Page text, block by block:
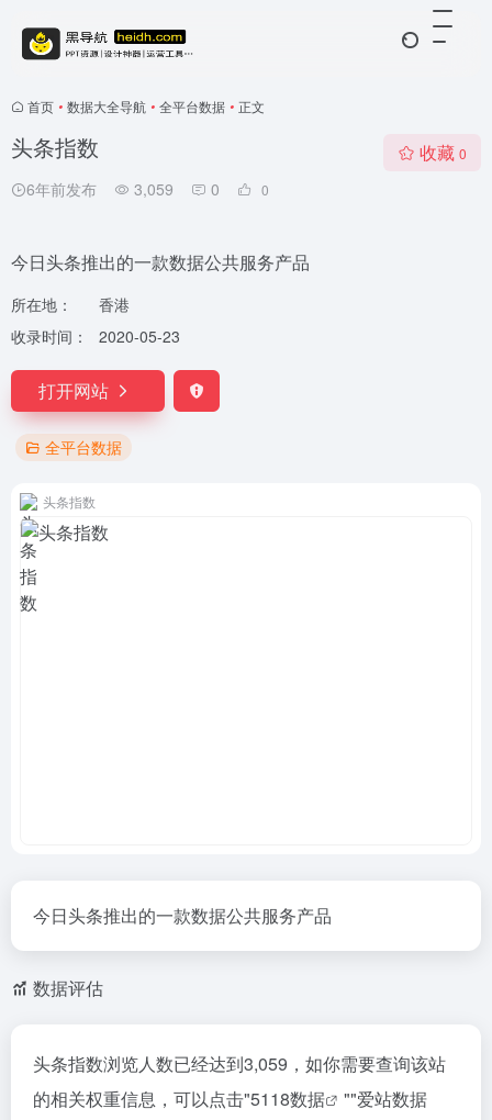
首页 • 数据大全导航 • 全平台数据 • 正文
头条指数
6年前发布 3,059 0 0
收藏 0
今日头条推出的一款数据公共服务产品
所在地：
香港
收录时间：
2020-05-23
打开网站
全平台数据
头条指数
今日头条推出的一款数据公共服务产品
数据评估
头条指数浏览人数已经达到3,059，如你需要查询该站
的相关权重信息，可以点击"5118数据 ""爱站数据